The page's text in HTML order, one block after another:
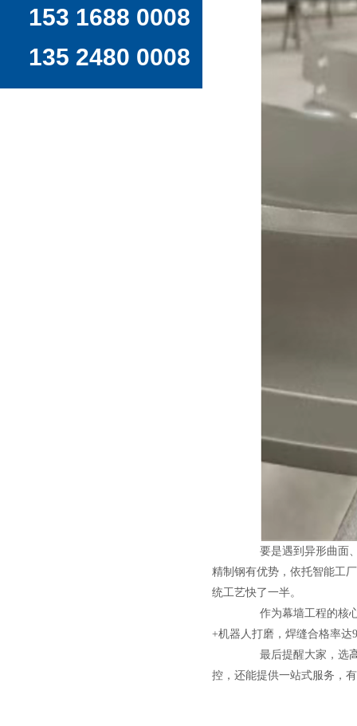
要是遇到异形曲面
精制钢有优势，依托智能工
统工艺快了一半。
作为幕墙工程的核
+机器人打磨，焊缝合格率达
最后提醒大家，选
控，还能提供一站式服务，
153 1688 0008
135 2480 0008